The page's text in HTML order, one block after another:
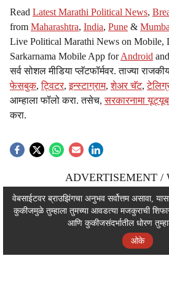
Read Latest Marathi Political News,
from Maharashtra, India, Pune &
Live Political Marathi News on Mobile,
Sarkarnama Mobile App forAndroid and
सर्व सोशल मीडिया प्लॅटफॉर्मवर. ताज्या
फेसबुक,ट्विटर,इन्स्टाग्राम,शेअर चॅट,
आम्हाला फॉलो करा. तसेच,सरकारनामा
करा.
ADVERTISEMENT /
ADVERTISEMENT /
ADVERTISEMENT /
वेबसाईटवर ब्राउझिंगचा अनुभव सर्वोत्तम असावा,
कुकीजमुळे तुम्हाला तुमच्या आवडत्या मजकुराची
आणि कुकीजसंदर्भातील धोरण
ओके